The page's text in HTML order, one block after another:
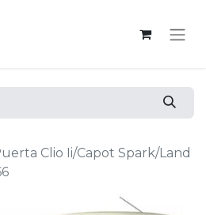
Clio Ii/Capot Spark/Land